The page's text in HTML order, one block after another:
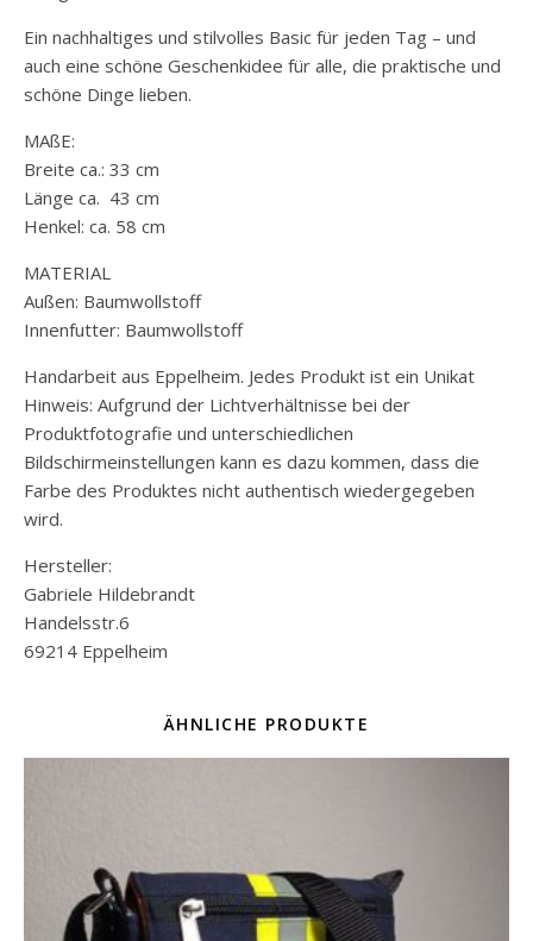
Ein nachhaltiges und stilvolles Basic für jeden Tag – und
auch eine schöne Geschenkidee für alle, die praktische und
schöne Dinge lieben.
MAßE:
Breite ca.: 33 cm
Länge ca. 43 cm
Henkel: ca. 58 cm
MATERIAL
Außen: Baumwollstoff
Innenfutter: Baumwollstoff
Handarbeit aus Eppelheim. Jedes Produkt ist ein Unikat
Hinweis: Aufgrund der Lichtverhältnisse bei der
Produktfotografie und unterschiedlichen
Bildschirmeinstellungen kann es dazu kommen, dass die
Farbe des Produktes nicht authentisch wiedergegeben
wird.
Hersteller:
Gabriele Hildebrandt
Handelsstr.6
69214 Eppelheim
ÄHNLICHE PRODUKTE